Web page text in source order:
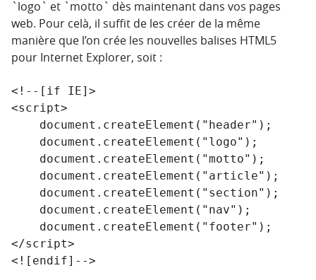
`logo` et `motto` dès maintenant dans vos pages
web. Pour celà, il suffit de les créer de la même
manière que l’on crée les nouvelles balises HTML5
pour Internet Explorer, soit :
<!--[if IE]>
<script>
</script>
<![endif]-->